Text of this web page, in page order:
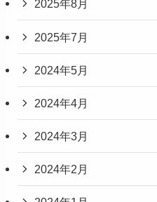
2025年8月
2025年7月
2024年5月
2024年4月
2024年3月
2024年2月